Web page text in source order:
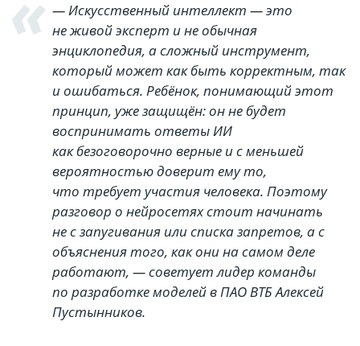
— Искусственный интеллект — это
не живой эксперт и не обычная
энциклопедия, а сложный инструмент,
который может как быть корректным, так
и ошибаться. Ребёнок, понимающий этот
принцип, уже защищён: он не будет
воспринимать ответы ИИ
как безоговорочно верные и с меньшей
вероятностью доверит ему то,
что требует участия человека. Поэтому
разговор о нейросетях стоит начинать
не с запугивания или списка запретов, а с
объяснения того, как они на самом деле
работают, — советует лидер команды
по разработке моделей в ПАО ВТБ Алексей
Пустынников.